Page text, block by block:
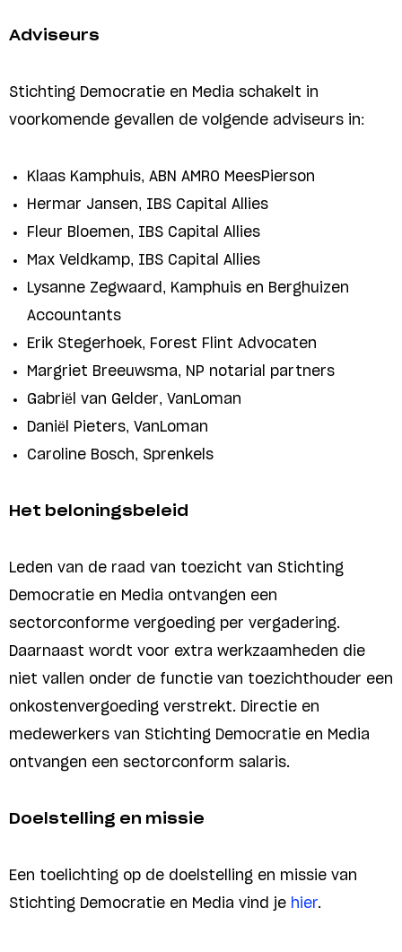
Adviseurs
Stichting Democratie en Media schakelt in
voorkomende gevallen de volgende adviseurs in:
Klaas Kamphuis, ABN AMRO MeesPierson
Hermar Jansen, IBS Capital Allies
Fleur Bloemen, IBS Capital Allies
Max Veldkamp, IBS Capital Allies
Lysanne Zegwaard, Kamphuis en Berghuizen
Accountants
Erik Stegerhoek, Forest Flint Advocaten
Margriet Breeuwsma, NP notarial partners
Gabriël van Gelder, VanLoman
Daniël Pieters, VanLoman
Caroline Bosch, Sprenkels
Het beloningsbeleid
Leden van de raad van toezicht van Stichting
Democratie en Media ontvangen een
sectorconforme vergoeding per vergadering.
Daarnaast wordt voor extra werkzaamheden die
niet vallen onder de functie van toezichthouder een
onkostenvergoeding verstrekt. Directie en
medewerkers van Stichting Democratie en Media
ontvangen een sectorconform salaris.
Doelstelling en missie
Een toelichting op de doelstelling en missie van
Stichting Democratie en Media vind je hier.